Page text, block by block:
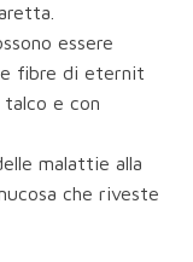
essere
fibre di eternit
talco e con
malattie alla
che riveste